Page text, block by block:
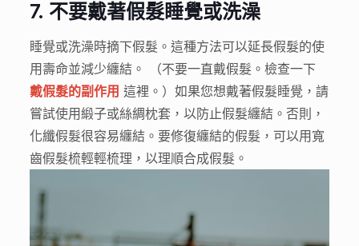
7. 不要戴著假髮睡覺或洗澡
睡覺或洗澡時摘下假髮。這種方法可以延長假髮的使
用壽命並減少纏結。 （不要一直戴假髮。檢查一下
戴假髮的副作用 這裡。）如果您想戴著假髮睡覺，請
嘗試使用緞子或絲綢枕套，以防止假髮纏結。否則，
化纖假髮很容易纏結。要修復纏結的假髮，可以用寬
齒假髮梳輕輕梳理，以理順合成假髮。